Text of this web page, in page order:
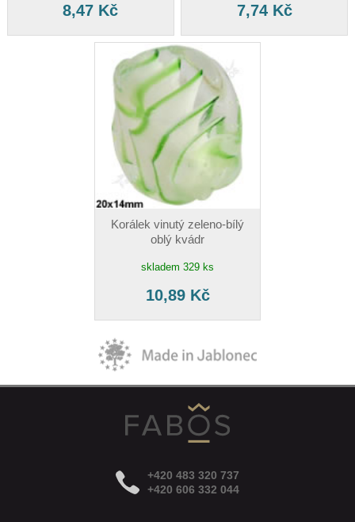
8,47 Kč 7,74 Kč
Korálek vinutý zeleno-bílý
oblý kvádr
skladem 329 ks
10,89 Kč
+420 483 320 737
+420 606 332 044